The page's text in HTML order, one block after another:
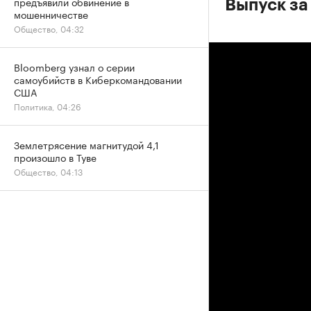
Выпуск
мошенничестве
Общество, 04:32
Bloomberg узнал о серии
самоубийств в Киберкомандовании
США
Политика, 04:26
Землетрясение магнитудой 4,1
произошло в Туве
Общество, 04:13